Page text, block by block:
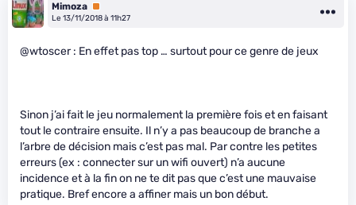
Mimoza Premium
Le 13/11/2018 à 11h27
@wtoscer : En effet pas top … surtout pour ce genre de jeux
Sinon j’ai fait le jeu normalement la première fois et en faisant
tout le contraire ensuite. Il n’y a pas beaucoup de branche a
l’arbre de décision mais c’est pas mal. Par contre les petites
erreurs (ex : connecter sur un wifi ouvert) n’a aucune
incidence et à la fin on ne te dit pas que c’est une mauvaise
pratique. Bref encore a affiner mais un bon début.